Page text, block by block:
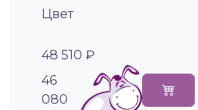
Цвет
48 510 ₽
46
080